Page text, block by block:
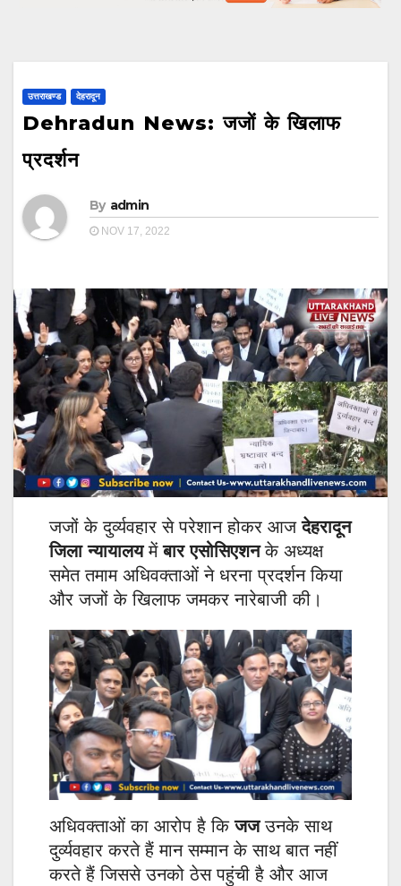
उत्तराखण्ड देहरादून
Dehradun News: जजों के खिलाफ
प्रदर्शन
By admin
NOV 17, 2022
जजों के दुर्व्यवहार से परेशान होकर आजदेहरादून
जिला न्यायालयमेंबार एसोसिएशनके अध्यक्ष
समेत तमाम अधिवक्ताओं ने धरना प्रदर्शन किया
और जजों के खिलाफ जमकर नारेबाजी की।
अधिवक्ताओं का आरोप है किजजउनके साथ
दुर्व्यवहार करते हैं मान सम्मान के साथ बात नहीं
करते हैं जिससे उनको ठेस पहुंची है और आज